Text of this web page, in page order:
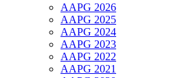
AAPG 2026
AAPG 2025
AAPG 2024
AAPG 2023
AAPG 2022
AAPG 2021